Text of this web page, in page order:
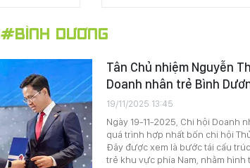
#BÌNH DƯƠNG
Tân Chủ nhiệm Nguyễn
Doanh nhân trẻ Bình
19/11/2025 13:45
Ngày 19-11-2025, Chi hội Doanh
quá trình hợp nhất bốn chi hội
Đây được xem là bước tái cấu
trẻ khu vực phía Nam, nhằm